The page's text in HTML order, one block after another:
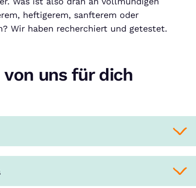
heftigerem, sanfterem oder
Wir haben recherchiert und getestet.
uns für dich